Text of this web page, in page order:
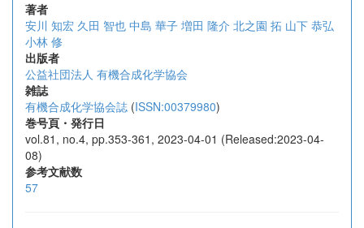
著者
安川 知宏 久田 智也 中島 華子 増田 隆介 北之園 拓 山下 恭弘
小林 修
出版者
公益社団法人 有機合成化学協会
雑誌
有機合成化学協会誌 (ISSN:00379980)
巻号頁・発行日
vol.81, no.4, pp.353-361, 2023-04-01 (Released:2023-04-
08)
参考文献数
57